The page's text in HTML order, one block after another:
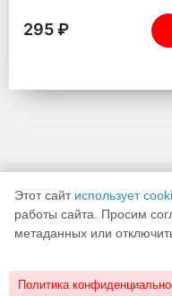
295 ₽
К
Этот сайт использует
работы сайта. Просим
метаданных или
Политика